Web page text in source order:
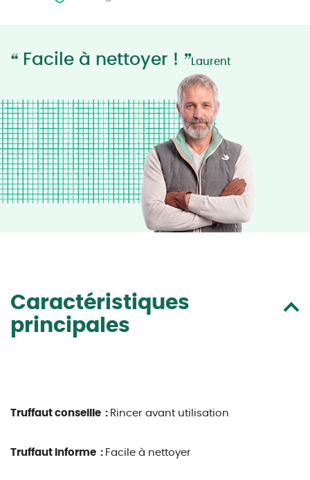
“ Facile à nettoyer ! ”Laurent
Caractéristiques
principales
Truffaut conseille : Rincer avant utilisation
Truffaut informe : Facile à nettoyer